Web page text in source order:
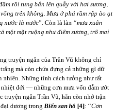
rồi tung bắn lên quẫy với hơi sương,
trên không. Mưa ở phá rầm rập ào ạt
nước là nước”. Còn là làn ‘‘mưa xuân
một mặt ruộng như điểm sương, trổ mai
truyện ngắn của Trần Vũ không chỉ
mà còn chứa đựng cả những gì dữ
nhiên. Những tính cách tưởng như rất
nhiệt đới ― những cơn mưa vốn đẫm ướt
truyện ngắn Trần Vũ, hẳn còn nhớ trận
dương trong Biển san hô [4]: ‘‘Cơn